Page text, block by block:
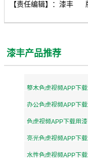
【责任编辑】： 漆丰
漆丰产品推荐
整木色虎视频APP下
办公色虎视频APP下
色虎视频APP下载用漆
亮光色虎视频APP下
水性色虎视频APP下